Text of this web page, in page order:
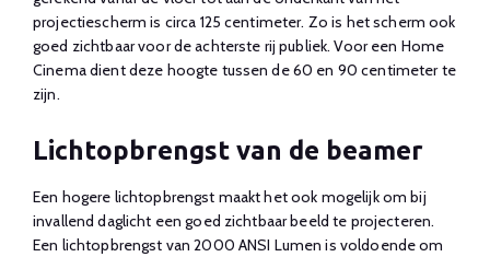
projectiescherm is circa 125 centimeter. Zo is het scherm ook
goed zichtbaar voor de achterste rij publiek. Voor een Home
Cinema dient deze hoogte tussen de 60 en 90 centimeter te
zijn.
Lichtopbrengst van de beamer
Een hogere lichtopbrengst maakt het ook mogelijk om bij
invallend daglicht een goed zichtbaar beeld te projecteren.
Een lichtopbrengst van 2000 ANSI Lumen is voldoende om